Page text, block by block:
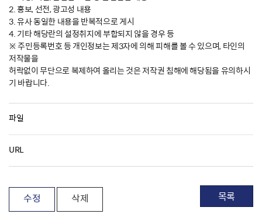
2. 홍보, 선전, 광고성 내용
3. 유사 동일한 내용을 반복적으로 게시
4. 기타 해당란의 설정취지에 부합되지 않을 경우 등
※ 주민등록번호 등 개인정보는 제3자에 의해 피해를 볼 수 있으며, 타인의
저작물을
허락없이 무단으로 복제하여 올리는 것은 저작권 침해에 해당됨을 유의하시
기 바랍니다.
파일
URL
수정 삭제 목록